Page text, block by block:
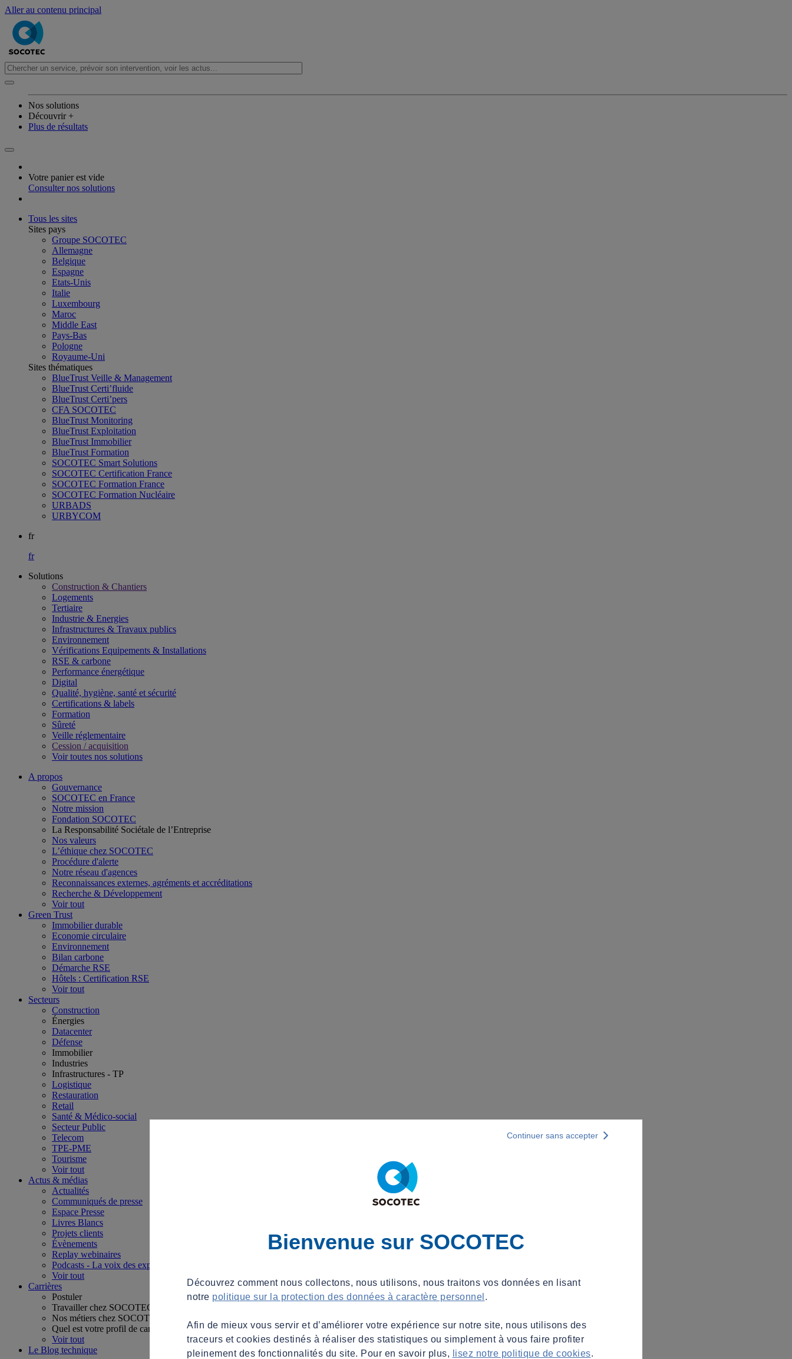
Aller au contenu principal
Nos solutions
Découvrir +
Plus de résultats
Votre panier est vide
Consulter nos solutions
Tous les sites
Sites pays
Groupe SOCOTEC
Allemagne
Belgique
Espagne
Etats-Unis
Italie
Luxembourg
Maroc
Middle East
Pays-Bas
Pologne
Royaume-Uni
Sites thématiques
BlueTrust Veille & Management
BlueTrust Certi’fluide
BlueTrust Certi’pers
CFA SOCOTEC
BlueTrust Monitoring
BlueTrust Exploitation
BlueTrust Immobilier
BlueTrust Formation
SOCOTEC Smart Solutions
SOCOTEC Certification France
SOCOTEC Formation France
SOCOTEC Formation Nucléaire
URBADS
URBYCOM
fr
fr
Solutions
Construction & Chantiers
Logements
Tertiaire​
Industrie & Energies
Infrastructures & Travaux publics​
Environnement​
Vérifications Equipements & Installations​
RSE & carbone​
Performance énergétique​
Digital
Qualité, hygiène, santé et sécurité​
Certifications & labels​
Formation​
Sûreté​
Veille réglementaire
Cession / acquisition​
Voir toutes nos solutions
A propos
Gouvernance
SOCOTEC en France
Notre mission
Fondation SOCOTEC
La Responsabilité Sociétale de l’Entreprise
Nos valeurs
L’éthique chez SOCOTEC
Procédure d'alerte
Notre réseau d'agences
Reconnaissances externes, agréments et accréditations
Recherche & Développement
Voir tout
Green Trust
Immobilier durable
Economie circulaire
Environnement
Bilan carbone
Démarche RSE
Hôtels : Certification RSE
Voir tout
Secteurs
Construction
Énergies
Datacenter
Défense
Immobilier
Industries
Infrastructures - TP
Logistique
Restauration
Retail
Santé & Médico-social
Secteur Public
Telecom
TPE-PME
Tourisme
Voir tout
Actus & médias
Actualités
Communiqués de presse
Espace Presse
Livres Blancs
Projets clients
Évènements
Replay webinaires
Podcasts - La voix des experts
Voir tout
Carrières
Postuler
Travailler chez SOCOTEC
Nos métiers chez SOCOTEC
Quel est votre profil de candidat ?
Voir tout
Le Blog technique
Bienvenue sur SOCOTEC
Découvrez comment nous collectons, nous utilisons, nous traitons vos données en lisant
notre politique sur la protection des données à caractère personnel .
Afin de mieux vous servir et d’améliorer votre expérience sur notre site, nous utilisons des
traceurs et cookies destinés à réaliser des statistiques ou simplement à vous faire profiter
pleinement des fonctionnalités du site. Pour en savoir plus,
lisez notre politique de cookies.
Continuer sans accepter